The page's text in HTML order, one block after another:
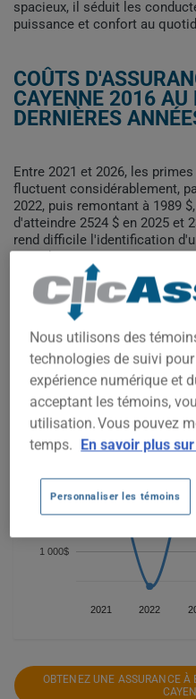
spacieux, il séduit les
puissance et confort au
COÛTS
CAYENNE 2016 AU
DERNIÈRES
Entre 2021 et 2026, les
fluctuent considérablement,
2022, puis remontant à 1989
d'atteindre 2524 $ en 2025 et
rend difficile l'identification
période.
Pour trouver la meilleur
PORSCHE CAYENNE 2016,
comparer les options
2021 2022
1 000$
1 500$
2 000$
2 500$
OBTENEZ UNE ASSURANCE À
Nous utilisons des
technologies de suivi
expérience numérique et
acceptant les témoins,
utilisation. Vous pouvez
temps. En savoir plus
Personnaliser les témoins